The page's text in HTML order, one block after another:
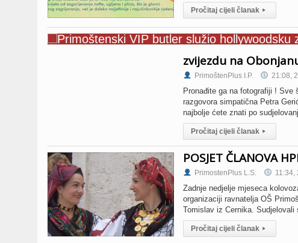
Pročitaj cijeli članak ▸
zvijezdu na
PrimoštenPlus I.P. 21:08,
Pronađite ga na fotografiji !
razgovora simpatična Petra
najbolje ćete znati po
Pročitaj cijeli članak ▸
POSJET ČLANOVA
PrimostenPlus L.S. 11:34,
Zadnje nedjelje mjeseca
organizaciji ravnatelja OŠ
Tomislav iz Cernika.
Pročitaj cijeli članak ▸